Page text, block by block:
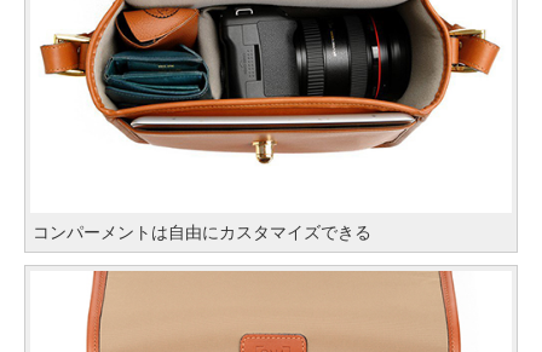
コンパーメントは自由にカスタマイズできる